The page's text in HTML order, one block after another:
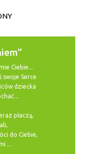
Ciebie...
swoje Serce
dziecka
płaczą,
do Ciebie,
...